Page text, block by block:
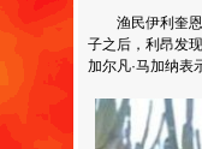
渔民伊利奎恩
子之后，利昂发
加尔凡·马加纳表